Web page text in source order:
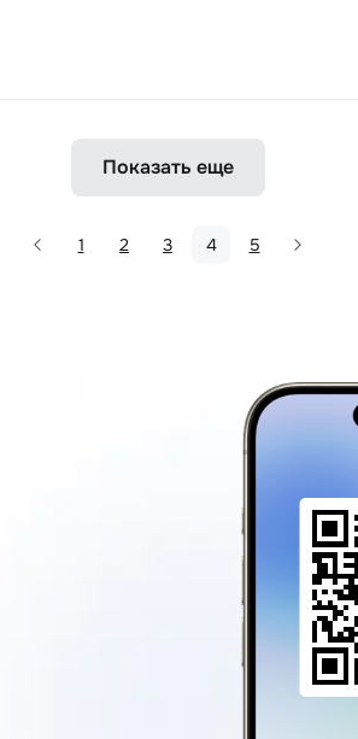
Показать еще
1 2 3 4 5